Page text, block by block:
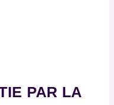
PAR LA